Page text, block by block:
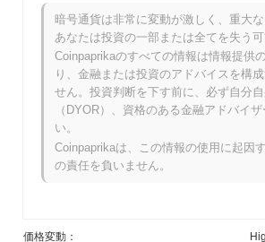
価格変動：
を置いており、DeFi分野で重要なプレーヤ
しています。プロジェクトはセキュリティ
ーザー間の信頼を構築しながら、分散型金
することを目指しています。
FINEはいつ、どのように始まり
ロジェクトのビジョンと技術的枠組みを概
ました。2021年6月にはテストネットを立
の参加者がその機能を試すことができるよ
ケーションのための堅牢なエコシステムの
暗号通貨は非常に変動が激しく、重大な
あなたは投資の一部または全てを失う可
Coinpaprikaのすべての情報は情報提供
り、金融または投資のアドバイスを構
せん。投資判断を下す前に、必ず自分
（DYOR）、資格のある金融アドバイ
い。
Coinpaprikaは、この情報の使用に起因
の責任を負いません。